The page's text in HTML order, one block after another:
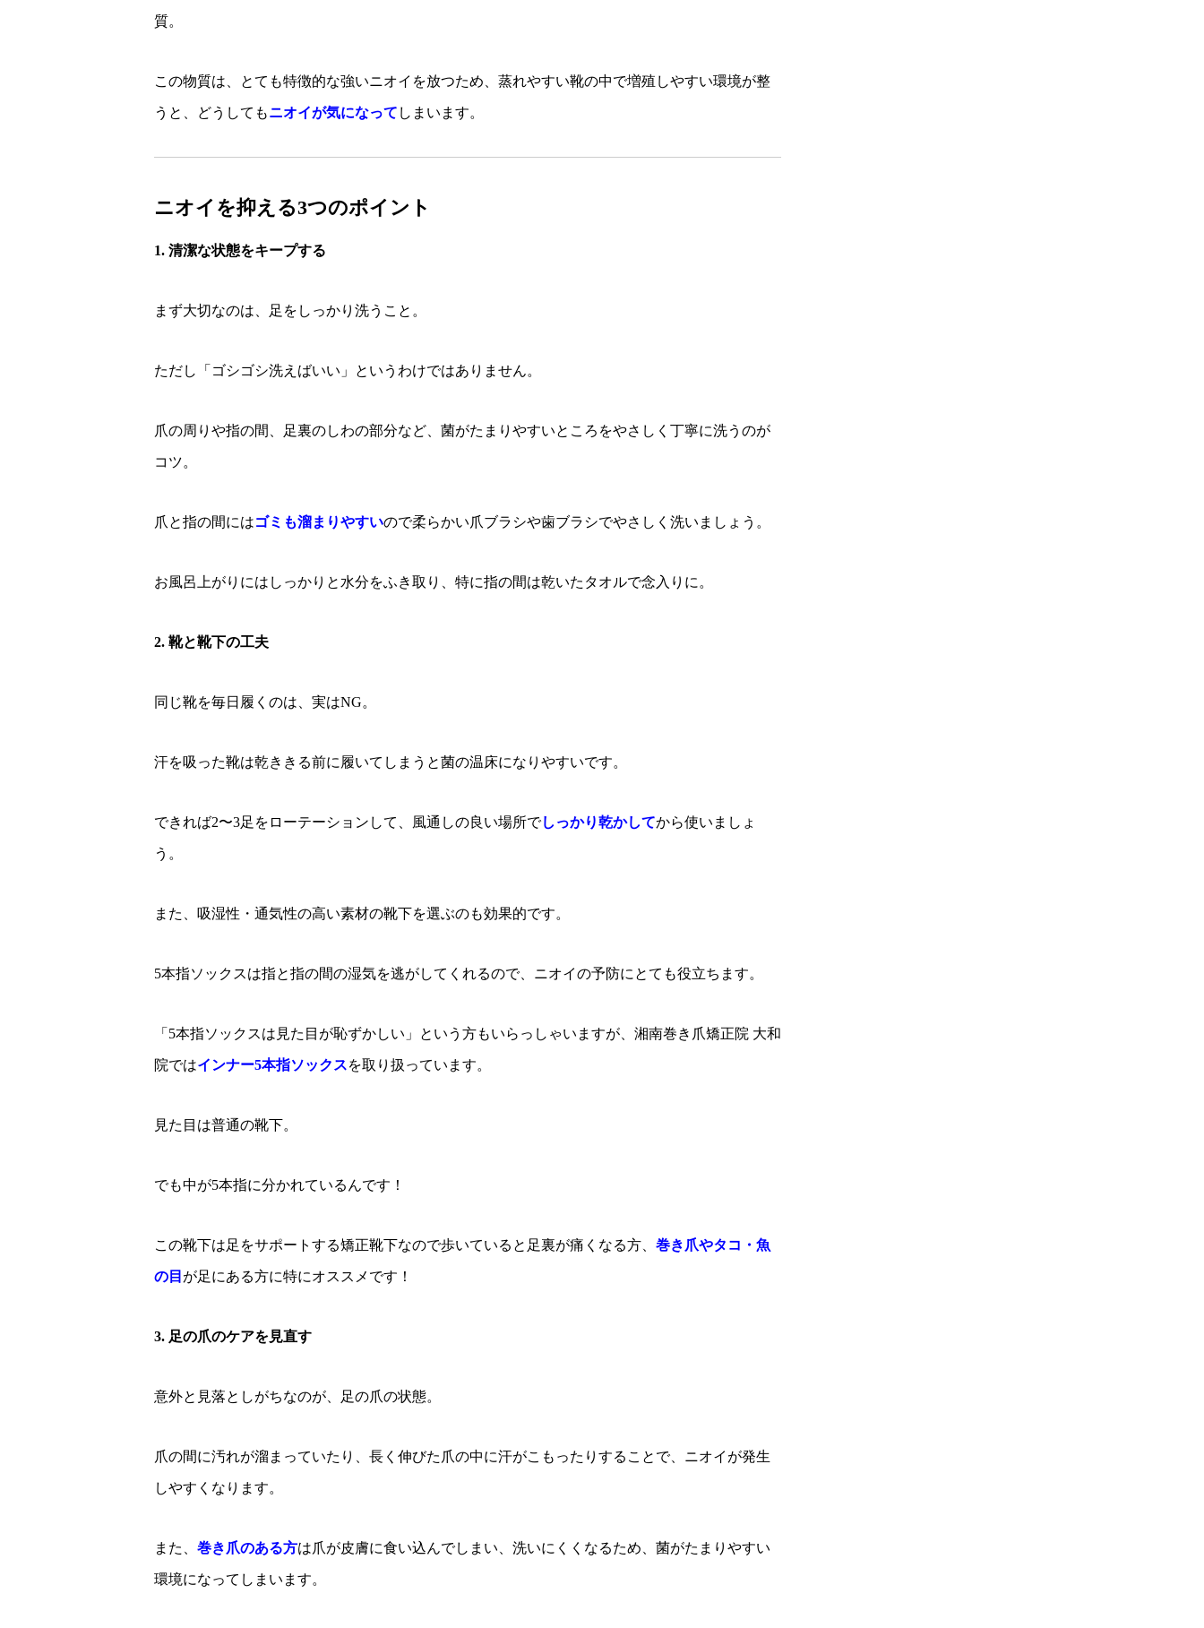
質。
この物質は、とても特徴的な強いニオイを放つため、蒸れやすい靴の中で増殖しやすい環境が整
うと、どうしてもニオイが気になって しまいます。
ニオイを抑える3つのポイント
1. 清潔な状態をキープする
まず大切なのは、足をしっかり洗うこと。
ただし「ゴシゴシ洗えばいい」というわけではありません。
爪の周りや指の間、足裏のしわの部分など、菌がたまりやすいところをやさしく丁寧に洗うのが
コツ。
爪と指の間にはゴミも溜まりやすいので柔らかい爪ブラシや歯ブラシでやさしく洗いましょう。
お風呂上がりにはしっかりと水分をふき取り、特に指の間は乾いたタオルで念入りに。
2. 靴と靴下の工夫
同じ靴を毎日履くのは、実はNG。
汗を吸った靴は乾ききる前に履いてしまうと菌の温床になりやすいです。
できれば2〜3足をローテーションして、風通しの良い場所でしっかり乾かしてから使いましょ
う。
また、吸湿性・通気性の高い素材の靴下を選ぶのも効果的です。
5本指ソックスは指と指の間の湿気を逃がしてくれるので、ニオイの予防にとても役立ちます。
「5本指ソックスは見た目が恥ずかしい」という方もいらっしゃいますが、湘南巻き爪矯正院 大和
院ではインナー5本指ソックスを取り扱っています。
見た目は普通の靴下。
でも中が5本指に分かれているんです！
この靴下は足をサポートする矯正靴下なので歩いていると足裏が痛くなる方、 巻き爪やタコ・魚
の目 が足にある方に特にオススメです！
3. 足の爪のケアを見直す
意外と見落としがちなのが、足の爪の状態。
爪の間に汚れが溜まっていたり、長く伸びた爪の中に汗がこもったりすることで、ニオイが発生
しやすくなります。
また、 巻き爪のある方は爪が皮膚に食い込んでしまい、洗いにくくなるため、菌がたまりやすい
環境になってしまいます。